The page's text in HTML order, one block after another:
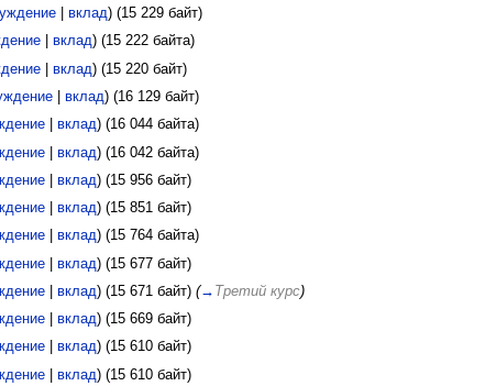
| вклад) (15 229 байт)
| вклад) (15 222 байта)
| вклад) (15 220 байт)
| вклад) (16 129 байт)
| вклад) (16 044 байта)
| вклад) (16 042 байта)
| вклад) (15 956 байт)
| вклад) (15 851 байт)
| вклад) (15 764 байта)
| вклад) (15 677 байт)
| вклад) (15 671 байт) (→ Третий курс)
| вклад) (15 669 байт)
| вклад) (15 610 байт)
| вклад) (15 610 байт)